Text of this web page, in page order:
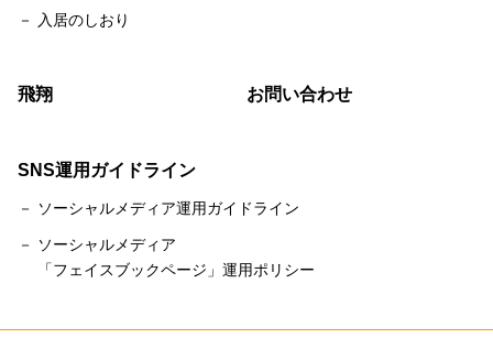
－ 入居のしおり
飛翔 お問い合わせ
SNS運用ガイドライン
－ ソーシャルメディア運用ガイドライン
－ ソーシャルメディア
「フェイスブックページ」運用ポリシー